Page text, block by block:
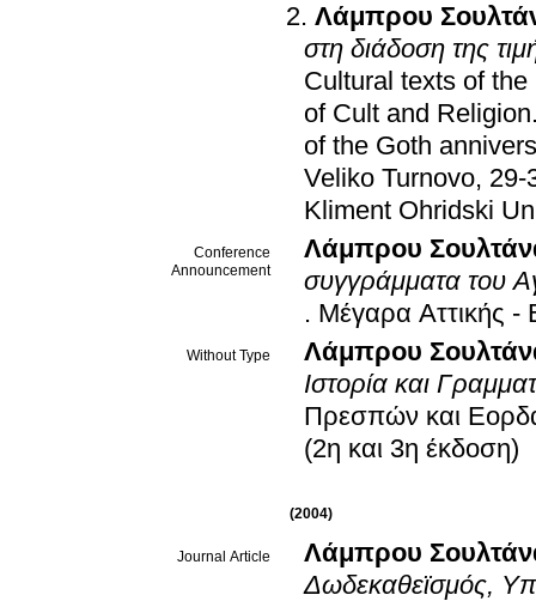
Λάμπρου
στη διάδοση της
Cultural texts of
of Cult and
of the Goth
Veliko Turnovo,
Kliment Ohridski
Conference
Announcement
Λάμπρου
συγγράμματα του
. Μέγαρα Αττικής -
Without Type
Λάμπρου
Ιστορία και
Πρεσπών και
(2η και 3η έκδοση)
(2004)
Journal Article
Λάμπρου
Δωδεκαθεϊσμός,